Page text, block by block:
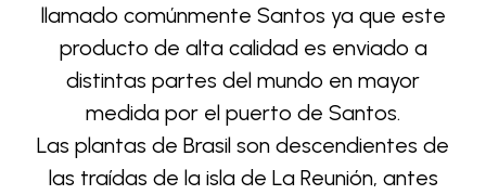
llamado comúnmente Santos ya que este
producto de alta calidad es enviado a
distintas partes del mundo en mayor
medida por el puerto de Santos.
Las plantas de Brasil son descendientes de
las traídas de la isla de La Reunión, antes